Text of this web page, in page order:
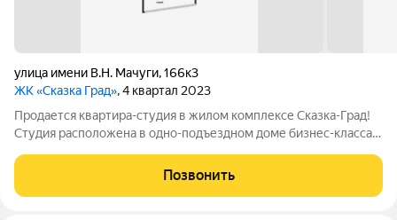
улица имени В.Н. Мачуги,166к3
ЖК «Сказка Град», 4 квартал 2023
Продается квартира-студия в жилом комплексе Сказка-Град!
Студия расположена в одно-подъездном доме бизнес-класса!
приватные дворы, аллея с фонтаном, площадки для спорта и
игр с безопасным покрытием.
Позвонить